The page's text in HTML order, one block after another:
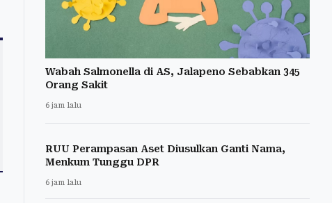
Wabah Salmonella di AS, Jalapeno Sebabkan 345
Orang Sakit
6 jam lalu
RUU Perampasan Aset Diusulkan Ganti Nama,
Menkum Tunggu DPR
6 jam lalu